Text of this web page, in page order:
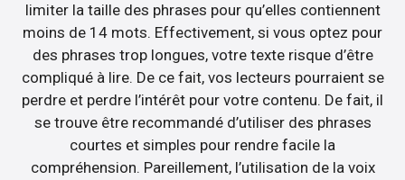
limiter la taille des phrases pour qu’elles contiennent
moins de 14 mots. Effectivement, si vous optez pour
des phrases trop longues, votre texte risque d’être
compliqué à lire. De ce fait, vos lecteurs pourraient se
perdre et perdre l’intérêt pour votre contenu. De fait, il
se trouve être recommandé d’utiliser des phrases
courtes et simples pour rendre facile la
compréhension. Pareillement, l’utilisation de la voix